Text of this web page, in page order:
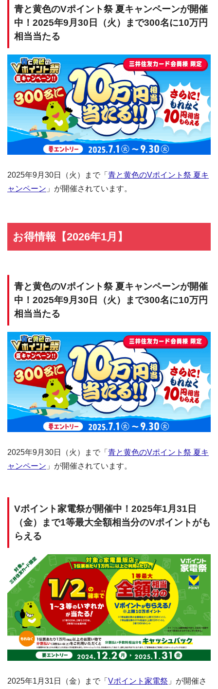
青と黄色のVポイント祭 夏キャンペーンが開催
中！2025年9月30日（火）まで300名に10万円
相当当たる
2025年9月30日（火）まで「 青と黄色のVポイント祭 夏キ
ャンペーン 」が開催されています。
お得情報【2026年1月】
青と黄色のVポイント祭 夏キャンペーンが開催
中！2025年9月30日（火）まで300名に10万円
相当当たる
2025年9月30日（火）まで「 青と黄色のVポイント祭 夏キ
ャンペーン 」が開催されています。
Vポイント家電祭が開催中！2025年1月31日
（金）まで1等最大全額相当分のVポイントがも
らえる
2025年1月31日（金）まで「 Vポイント家電祭 」が開催さ